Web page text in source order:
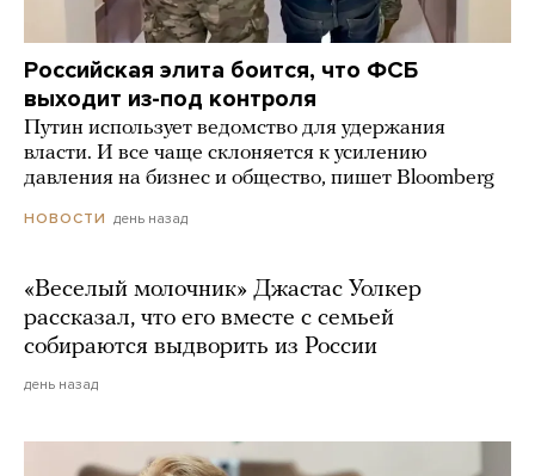
Российская элита боится, что ФСБ
выходит из-под контроля
Путин использует ведомство для удержания
власти. И все чаще склоняется к усилению
давления на бизнес и общество, пишет Bloomberg
НОВОСТИ день назад
«Веселый молочник» Джастас Уолкер
рассказал, что его вместе с семьей
собираются выдворить из России
день назад